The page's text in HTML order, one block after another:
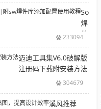
目
录
机
械
软
安
焊
件
下
载|
型
233094
迈迪工具集V6.0破解版
注册码下载附安装方法
304679
溪风推荐